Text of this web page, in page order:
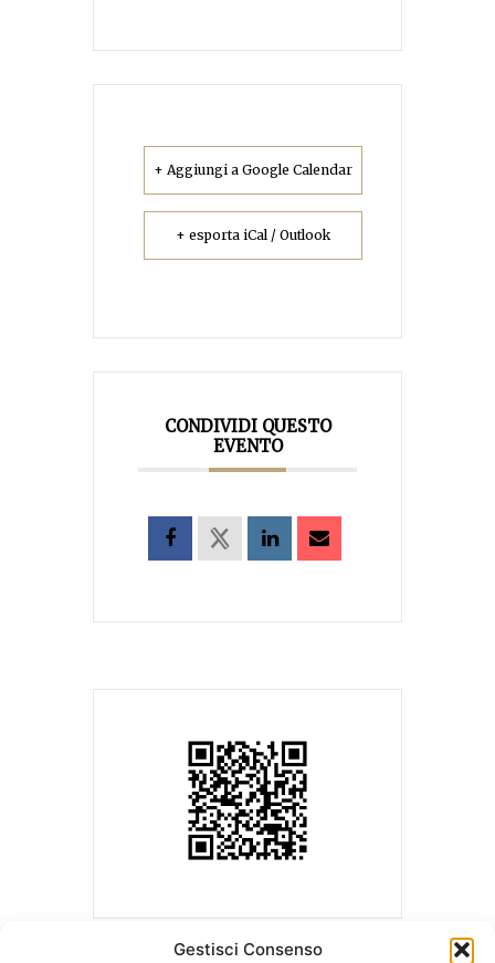
Gestisci Consenso
+ Aggiungi a Google Calendar
+ esporta iCal / Outlook
CONDIVIDI QUESTO
EVENTO